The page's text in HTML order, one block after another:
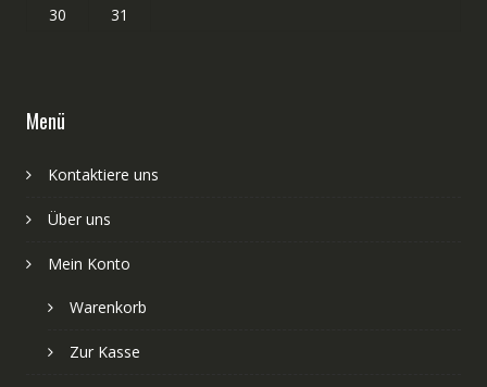
30
31
Menü
Kontaktiere uns
Über uns
Mein Konto
Warenkorb
Zur Kasse